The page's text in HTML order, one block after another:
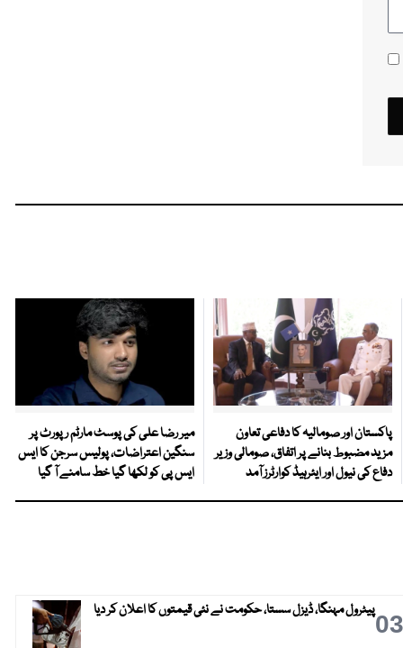
پاکستان اور صومالیہ کا دفاعی تعاون
مزید مضبوط بنانے پر اتفاق، صومالی وزیر
دفاع کی نیول اور ایئرہیڈ کوارٹرز آمد
میر رضا علی کی پوسٹ مارٹم رپورٹ پر
سنگین اعتراضات، پولیس سرجن کا ایس
ایس پی کو لکھا گیا خط سامنے آ گیا
03پیٹرول مہنگا، ڈیزل سستا، حکومت نے نئی قیمتوں کا اعلان کر دیا